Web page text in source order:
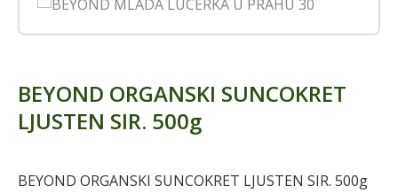
BEYOND ORGANSKI SUNCOKRET
LJUSTEN SIR. 500g
BEYOND ORGANSKI SUNCOKRET LJUSTEN SIR. 500g